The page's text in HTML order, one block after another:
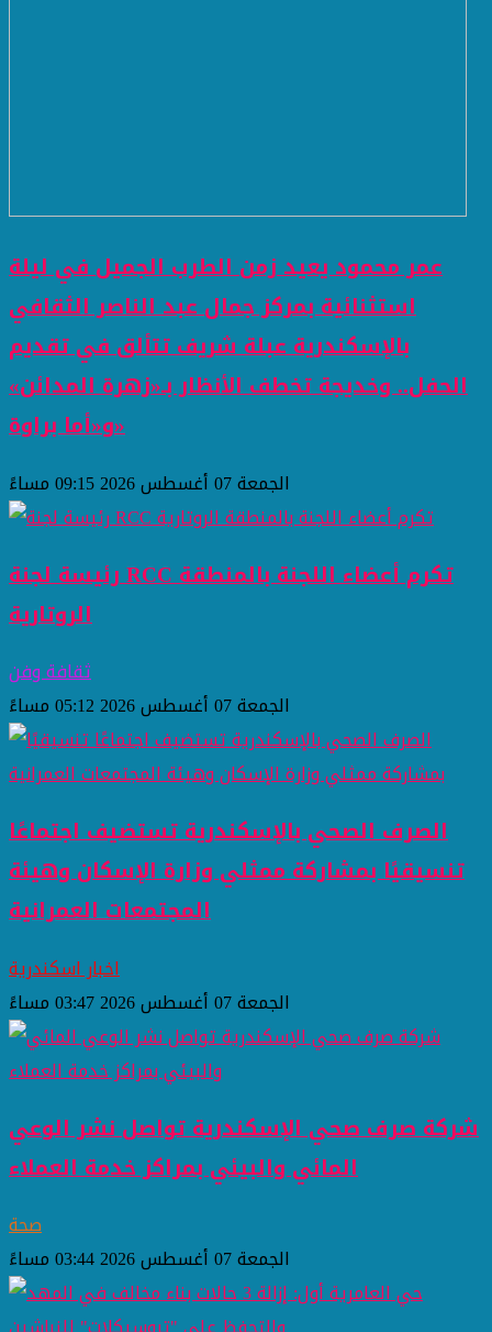
عمر محمود يعيد زمن الطرب الجميل في ليلة
استثنائية بمركز جمال عبد الناصر الثقافي
بالإسكندرية عبلة شريف تتألق في تقديم
الحفل.. وخديجة تخطف الأنظار بـ«زهرة المدائن»
و«أما براوة»
الجمعة 07 أغسطس 2026 09:15 مساءً
رئيسة لجنة RCC تكرم أعضاء اللجنة بالمنطقة
الروتارية
ثقافة وفن
الجمعة 07 أغسطس 2026 05:12 مساءً
الصرف الصحي بالإسكندرية تستضيف اجتماعًا
تنسيقيًا بمشاركة ممثلي وزارة الإسكان وهيئة
المجتمعات العمرانية
اخبار اسكندرية
الجمعة 07 أغسطس 2026 03:47 مساءً
شركة صرف صحي الإسكندرية تواصل نشر الوعي
المائي والبيئي بمراكز خدمة العملاء
صحة
الجمعة 07 أغسطس 2026 03:44 مساءً